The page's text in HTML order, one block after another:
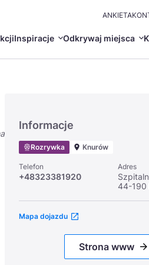
ANKIETA
Inspiracje Odkrywaj miejsca
Turystyczne
日本語
Svenska
Informacje
Rozrywka Knurów
Telefon
+48323381920
Adres
44-190
Mapa dojazdu
Strona www